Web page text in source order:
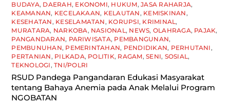
BUDAYA, DAERAH, EKONOMI, HUKUM,JASA RAHARJA,
KEAMANAN, KECELAKAAN, KELAUTAN, KEMISKINAN,
KESEHATAN, KESELAMATAN, KORUPSI, KRIMINAL,
MURATARA, NARKOBA, NASIONAL, NEWS, OLAHRAGA, PAJAK,
PANGANDARAN, PARIWISATA, PEMBANGUNAN,
PEMBUNUHAN, PEMERINTAHAN, PENDIDIKAN, PERHUTANI,
PERTANIAN, PILKADA, POLITIK, RAGAM,SENI, SOSIAL,
TEKNOLOGI,TNI/POLRI
RSUD Pandega Pangandaran Edukasi Masyarakat
tentang Bahaya Anemia pada Anak Melalui Program
NGOBATAN